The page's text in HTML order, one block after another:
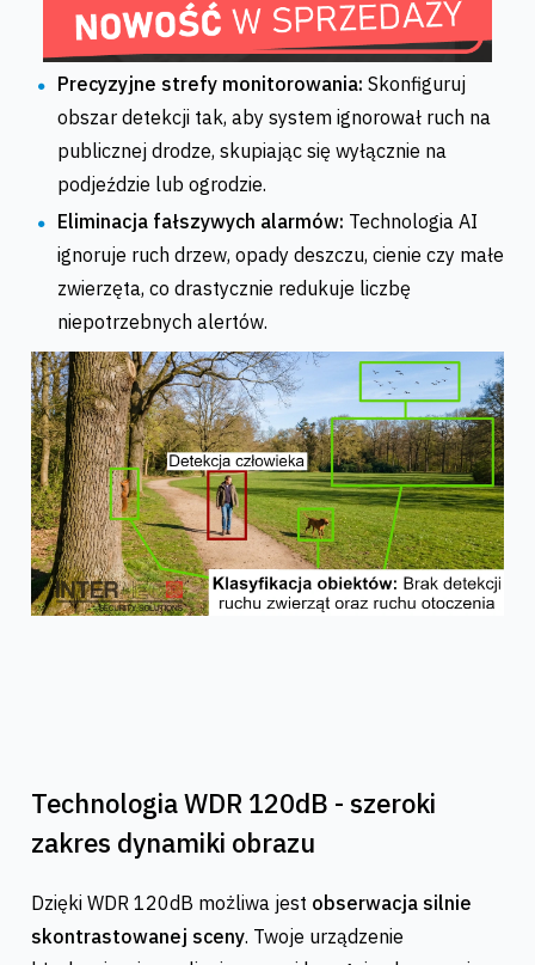
zgromadzony materiał, aby wyświetlić wyłącznie
fragmenty zawierające ruch osób lub pojazdów.
Precyzyjne strefy monitorowania: Skonfiguruj
obszar detekcji tak, aby system ignorował ruch na
publicznej drodze, skupiając się wyłącznie na
podjeździe lub ogrodzie.
Eliminacja fałszywych alarmów: Technologia AI
ignoruje ruch drzew, opady deszczu, cienie czy małe
zwierzęta, co drastycznie redukuje liczbę
niepotrzebnych alertów.
Technologia WDR 120dB - szeroki
zakres dynamiki obrazu
Dzięki WDR 120dB możliwa jest obserwacja silnie
skontrastowanej sceny. Twoje urządzenie